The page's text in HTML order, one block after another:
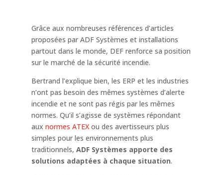
Grâce aux nombreuses références d’articles
proposées par ADF Systèmes et installations
partout dans le monde, DEF renforce sa position
sur le marché de la sécurité incendie.
Bertrand l’explique bien, les ERP et les industries
n’ont pas besoin des mêmes systèmes d’alerte
incendie et ne sont pas régis par les mêmes
normes. Qu’il s’agisse de systèmes répondant
aux normes ATEXou des avertisseurs plus
simples pour les environnements plus
traditionnels, ADF Systèmes apporte des
solutions adaptées à chaque situation.